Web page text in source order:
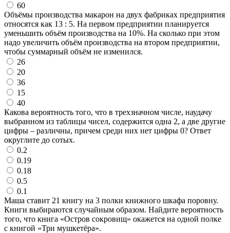
60
Объёмы производства макарон на двух фабриках предприятия
относятся как 13 : 5. На первом предприятии планируется
уменьшить объём производства на 10%. На сколько при этом
надо увеличить объём производства на втором предприятии,
чтобы суммарный объём не изменился.
26
20
36
15
40
Какова вероятность того, что в трехзначном числе, наудачу
выбранном из таблицы чисел, содержится одна 2, а две другие
цифры – различны, причем среди них нет цифры 0? Ответ
округлите до сотых.
0.2
0.19
0.18
0.5
0.1
Маша ставит 21 книгу на 3 полки книжного шкафа поровну.
Книги выбираются случайным образом. Найдите вероятность
того, что книга «Остров сокровищ» окажется на одной полке
с книгой «Три мушкетёра».